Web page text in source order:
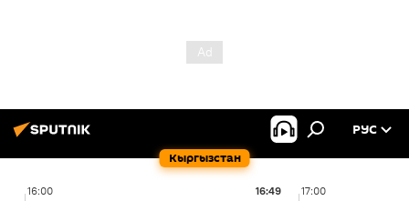
Кыргызстан
РУС
16:00 17:00
16:49